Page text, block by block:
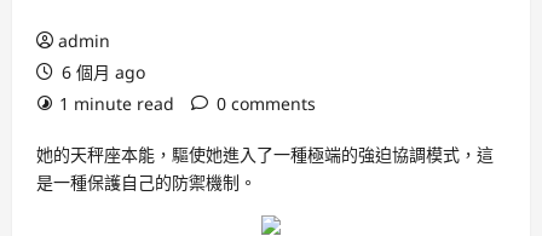
admin
6 個月 ago
1 minute read
0 comments
她的天秤座本能，驅使她進入了一種極端的強迫協調模式，這
是一種保護自己的防禦機制。